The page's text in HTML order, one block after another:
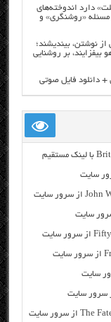
دارد اندوخته‌های
مسئله «روشنگری» و
نوشتن، بیندیشند؛
بر روشنایی
دانلود فایل صوتی